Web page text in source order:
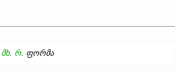
მხ. რ. ფორმა